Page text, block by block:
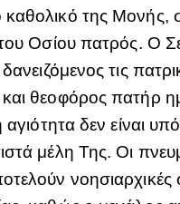
της Μονής,
του Οσίου πατρός. Ο
τις
θεοφόρος πατήρ
αγιότητα δεν είναι
μέλη Της. Οι